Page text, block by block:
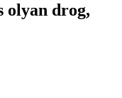
olyan drog,